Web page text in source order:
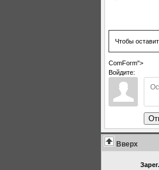
Чтобы
ComForm">
Войдите:
Вверх